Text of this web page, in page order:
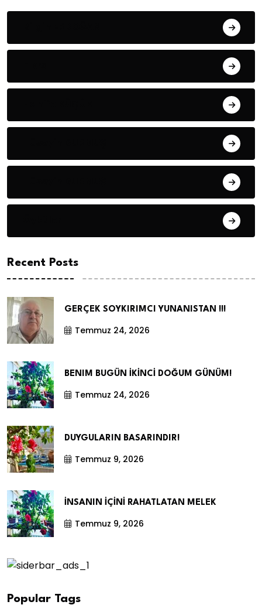
Recent Posts
GERÇEK SOYKIRIMCI YUNANISTAN !!!
Temmuz 24, 2026
BENIM BUGÜN İKİNCİ DOĞUM GÜNÜM!
Temmuz 24, 2026
DUYGULARIN BASARINDIR!
Temmuz 9, 2026
İNSANIN İÇİNİ RAHATLATAN MELEK
Temmuz 9, 2026
Popular Tags